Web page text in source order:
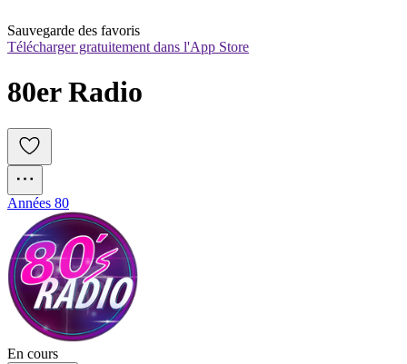
Sauvegarde des favoris
Télécharger gratuitement dans l'App Store
80er Radio
Années 80
En cours